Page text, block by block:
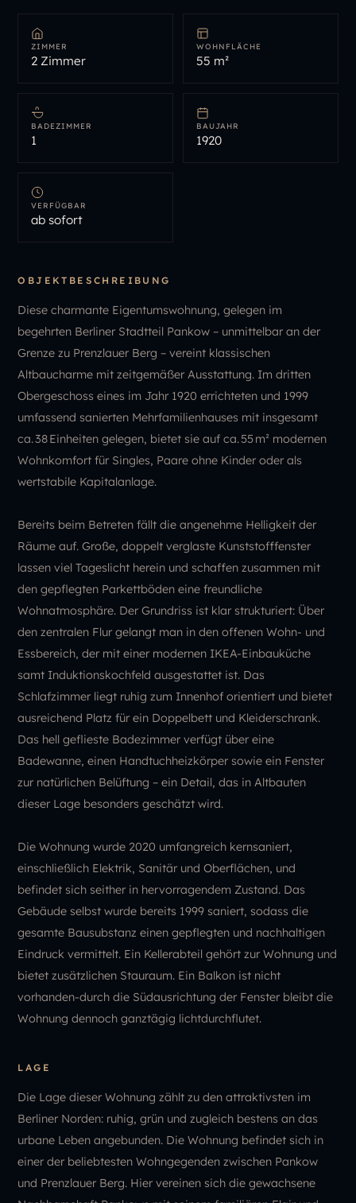
ZIMMER
2 Zimmer
WOHNFLÄCHE
55 m²
BADEZIMMER
1
BAUJAHR
1920
VERFÜGBAR
ab sofort
OBJEKTBESCHREIBUNG
Diese charmante Eigentumswohnung, gelegen im
begehrten Berliner Stadtteil Pankow – unmittelbar an der
Grenze zu Prenzlauer Berg – vereint klassischen
Altbaucharme mit zeitgemäßer Ausstattung. Im dritten
Obergeschoss eines im Jahr 1920 errichteten und 1999
umfassend sanierten Mehrfamilienhauses mit insgesamt
ca. 38 Einheiten gelegen, bietet sie auf ca. 55 m² modernen
Wohnkomfort für Singles, Paare ohne Kinder oder als
wertstabile Kapitalanlage.
Bereits beim Betreten fällt die angenehme Helligkeit der
Räume auf. Große, doppelt verglaste Kunststofffenster
lassen viel Tageslicht herein und schaffen zusammen mit
den gepflegten Parkettböden eine freundliche
Wohnatmosphäre. Der Grundriss ist klar strukturiert: Über
den zentralen Flur gelangt man in den offenen Wohn- und
Essbereich, der mit einer modernen IKEA-Einbauküche
samt Induktionskochfeld ausgestattet ist. Das
Schlafzimmer liegt ruhig zum Innenhof orientiert und bietet
ausreichend Platz für ein Doppelbett und Kleiderschrank.
Das hell geflieste Badezimmer verfügt über eine
Badewanne, einen Handtuchheizkörper sowie ein Fenster
zur natürlichen Belüftung – ein Detail, das in Altbauten
dieser Lage besonders geschätzt wird.
Die Wohnung wurde 2020 umfangreich kernsaniert,
einschließlich Elektrik, Sanitär und Oberflächen, und
befindet sich seither in hervorragendem Zustand. Das
Gebäude selbst wurde bereits 1999 saniert, sodass die
gesamte Bausubstanz einen gepflegten und nachhaltigen
Eindruck vermittelt. Ein Kellerabteil gehört zur Wohnung und
bietet zusätzlichen Stauraum. Ein Balkon ist nicht
vorhanden-durch die Südausrichtung der Fenster bleibt die
Wohnung dennoch ganztägig lichtdurchflutet.
LAGE
Die Lage dieser Wohnung zählt zu den attraktivsten im
Berliner Norden: ruhig, grün und zugleich bestens an das
urbane Leben angebunden. Die Wohnung befindet sich in
einer der beliebtesten Wohngegenden zwischen Pankow
und Prenzlauer Berg. Hier vereinen sich die gewachsene